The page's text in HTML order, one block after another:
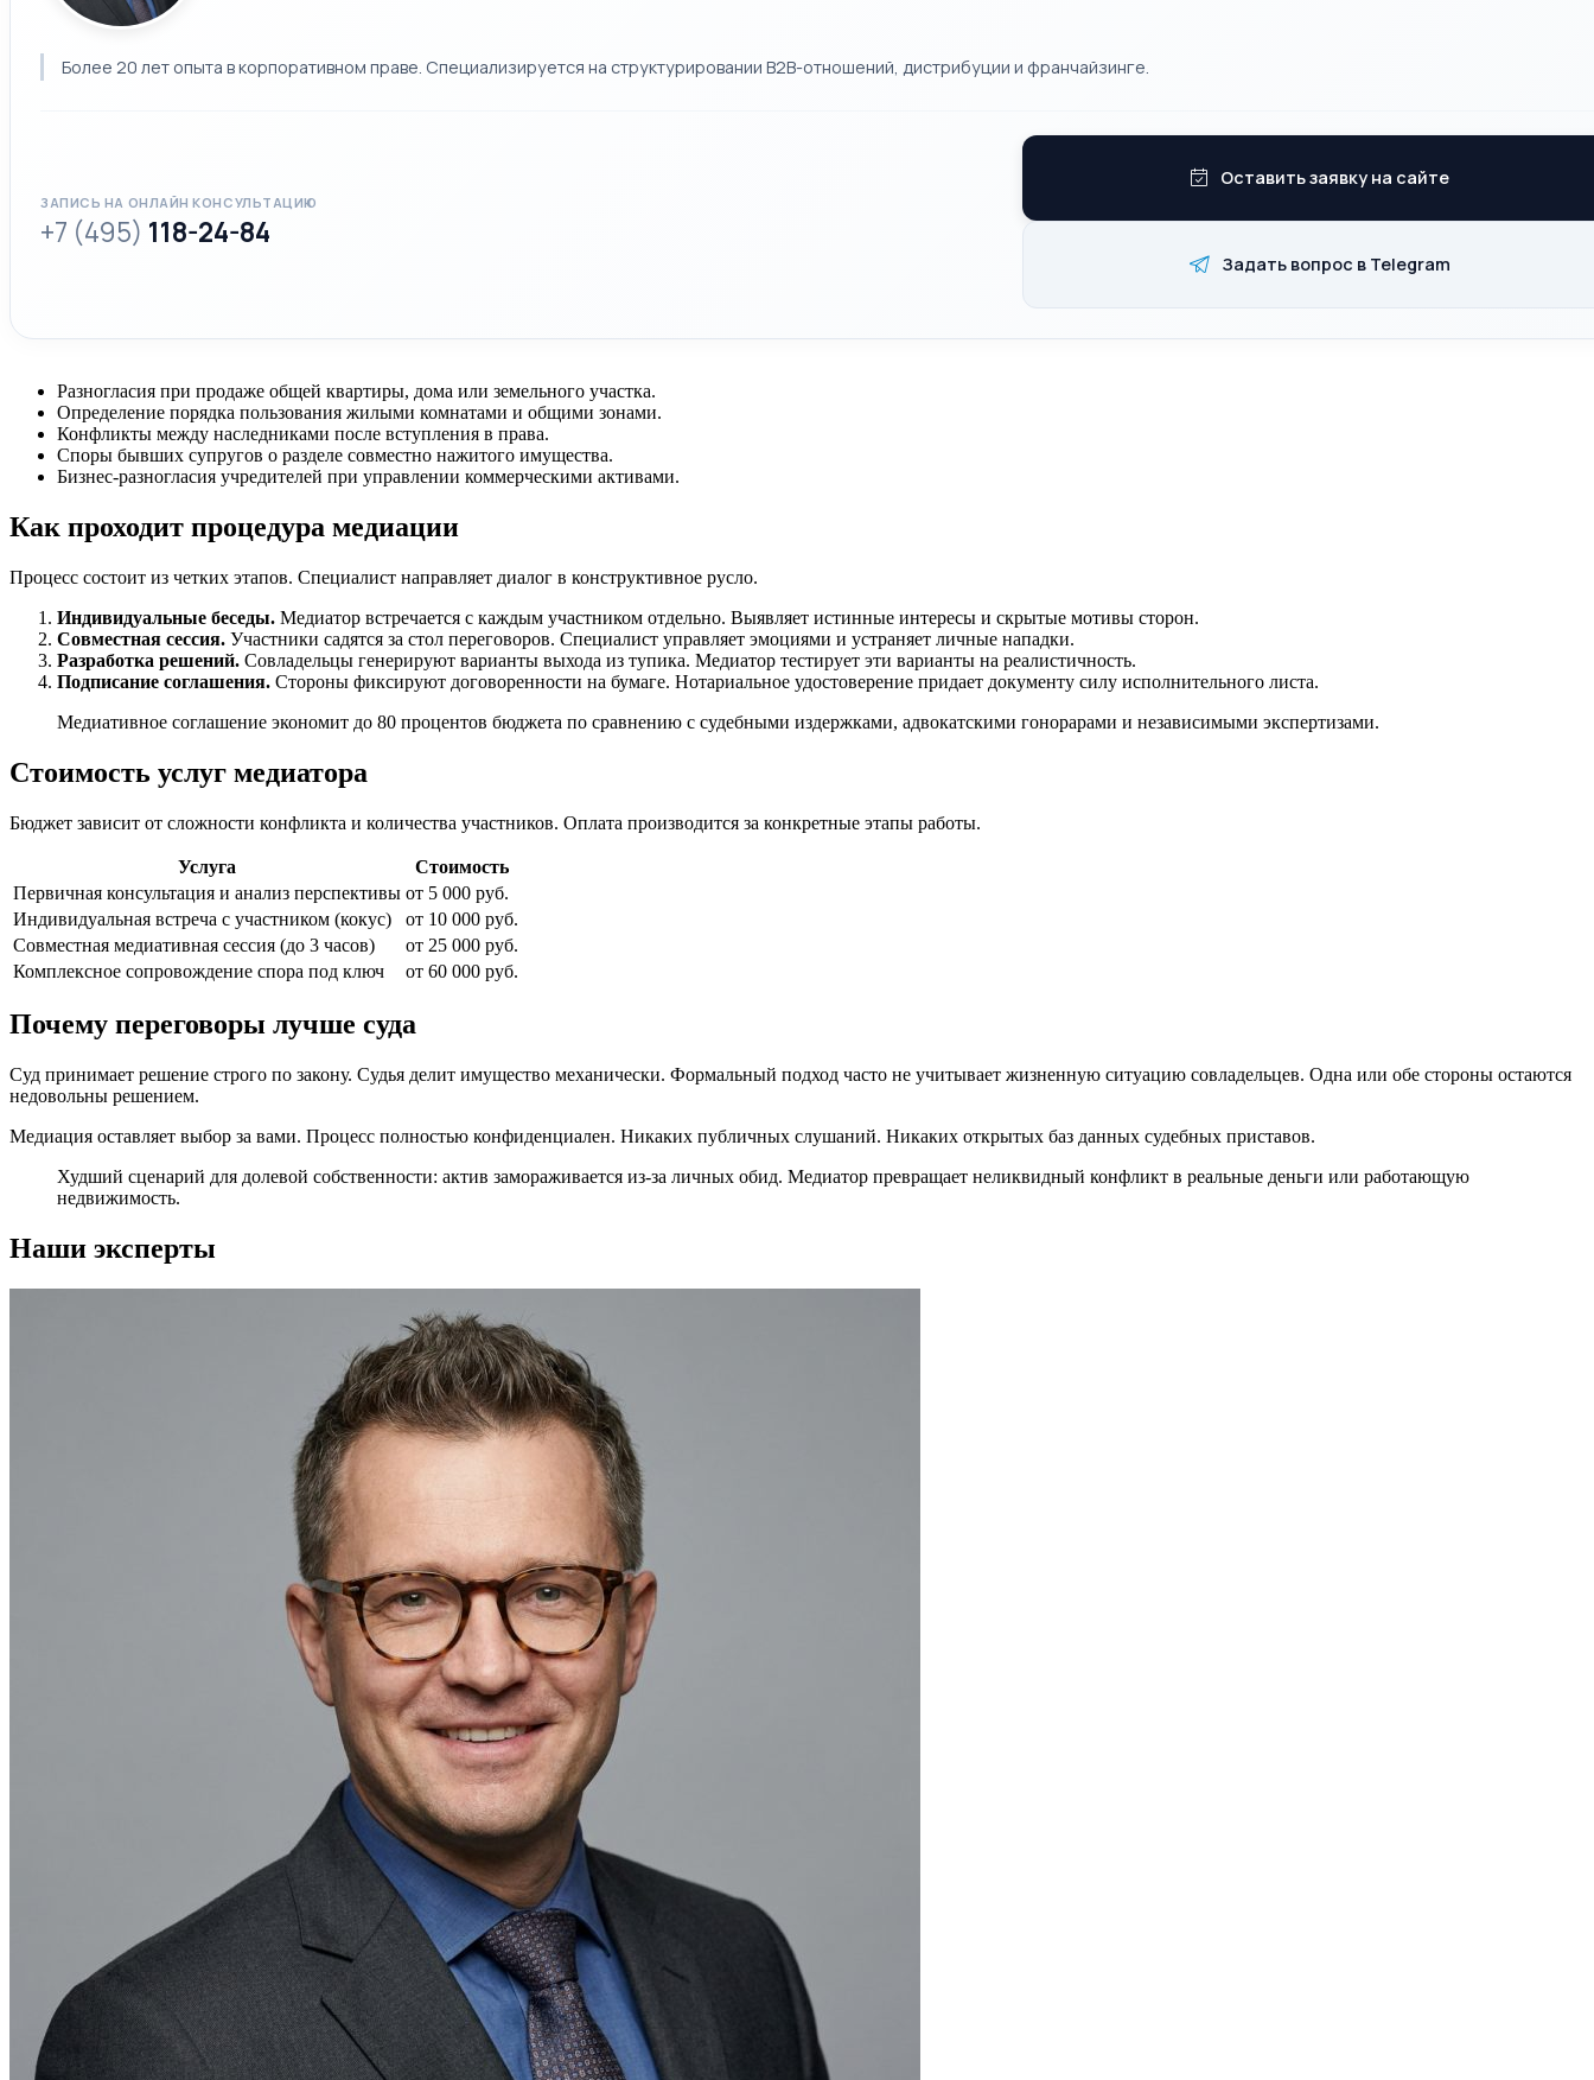
Более 20 лет опыта в корпоративном праве. Специализируется на структурировании B2B-отношений, дистрибуции и франчайзинге.
ЗАПИСЬ НА ОНЛАЙН КОНСУЛЬТАЦИЮ
+7 (495) 118-24-84
Оставить заявку на сайте
Задать вопрос в Telegram
Разногласия при продаже общей квартиры, дома или земельного участка.
Определение порядка пользования жилыми комнатами и общими зонами.
Конфликты между наследниками после вступления в права.
Споры бывших супругов о разделе совместно нажитого имущества.
Бизнес-разногласия учредителей при управлении коммерческими активами.
Как проходит процедура медиации
Процесс состоит из четких этапов. Специалист направляет диалог в конструктивное русло.
Индивидуальные беседы. Медиатор встречается с каждым участником отдельно. Выявляет истинные интересы и скрытые мотивы сторон.
Совместная сессия. Участники садятся за стол переговоров. Специалист управляет эмоциями и устраняет личные нападки.
Разработка решений. Совладельцы генерируют варианты выхода из тупика. Медиатор тестирует эти варианты на реалистичность.
Подписание соглашения. Стороны фиксируют договоренности на бумаге. Нотариальное удостоверение придает документу силу исполнительного листа.
Медиативное соглашение экономит до 80 процентов бюджета по сравнению с судебными издержками, адвокатскими гонорарами и независимыми экспертизами.
Стоимость услуг медиатора
Бюджет зависит от сложности конфликта и количества участников. Оплата производится за конкретные этапы работы.
Услуга
Стоимость
Первичная консультация и анализ перспективы от 5 000 руб.
Индивидуальная встреча с участником (кокус)
от 10 000 руб.
Совместная медиативная сессия (до 3 часов)
от 25 000 руб.
Комплексное сопровождение спора под ключ
от 60 000 руб.
Почему переговоры лучше суда
Суд принимает решение строго по закону. Судья делит имущество механически. Формальный подход часто не учитывает жизненную ситуацию совладельцев. Одна или обе стороны остаются
недовольны решением.
Медиация оставляет выбор за вами. Процесс полностью конфиденциален. Никаких публичных слушаний. Никаких открытых баз данных судебных приставов.
Худший сценарий для долевой собственности: актив замораживается из-за личных обид. Медиатор превращает неликвидный конфликт в реальные деньги или работающую
недвижимость.
Наши эксперты